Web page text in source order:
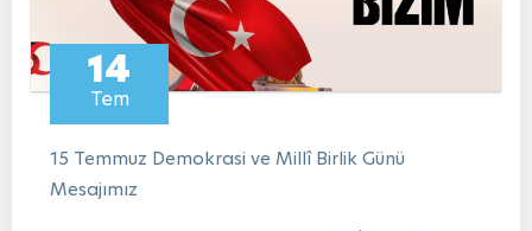
14
Tem
15 Temmuz Demokrasi ve Millî Birlik Günü
Mesajımız